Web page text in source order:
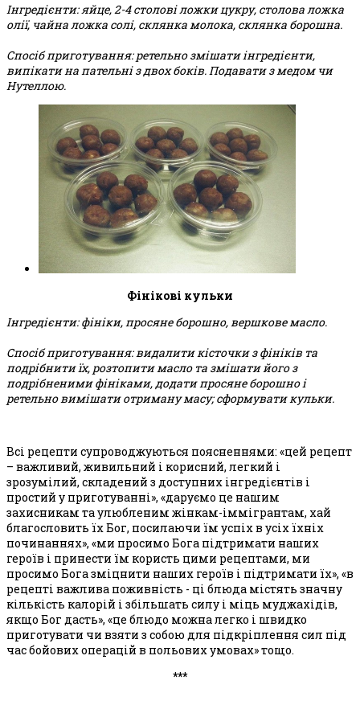
Інгредієнти: яйце, 2-4 столові ложки цукру, столова ложка
олії, чайна ложка солі, склянка молока, склянка борошна.
Спосіб приготування: ретельно змішати інгредієнти,
випікати на пательні з двох боків. Подавати з медом чи
Нутеллою.
Фінікові кульки
Інгредієнти: фініки, просяне борошно, вершкове масло.
Спосіб приготування: видалити кісточки з фініків та
подрібнити їх, розтопити масло та змішати його з
подрібненими фініками, додати просяне борошно і
ретельно вимішати отриману масу; сформувати кульки.
Всі рецепти супроводжуються поясненнями: «цей рецепт
– важливий, живильний і корисний, легкий і
зрозумілий, складений з доступних інгредієнтів і
простий у приготуванні», «даруємо це нашим
захисникам та улюбленим жінкам-іммігрантам, хай
благословить їх Бог, посилаючи їм успіх в усіх їхніх
починаннях», «ми просимо Бога підтримати наших
героїв і принести їм користь цими рецептами, ми
просимо Бога зміцнити наших героїв і підтримати їх», «в
рецепті важлива поживність - ці блюда містять значну
кількість калорій і збільшать силу і міць муджахідів,
якщо Бог дасть», «це блюдо можна легко і швидко
приготувати чи взяти з собою для підкріплення сил під
час бойових операцій в польових умовах» тощо.
***